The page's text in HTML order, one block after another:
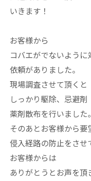
いきます！
お客様から
コバエがでないように
依頼がありました。
現場調査させて頂くと
しっかり駆除、忌避剤
薬剤散布を行いました。
そのあとお客様から要
侵入経路の防止をさせ
お客様からは
ありがとうとお声を頂